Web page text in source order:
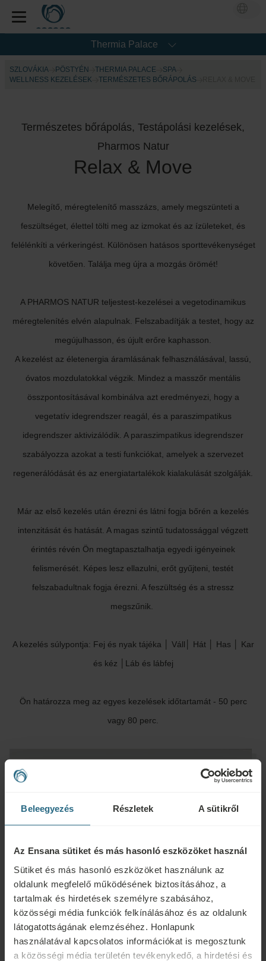
Beleegyezés Részletek A sütikről
Az Ensana sütiket és más hasonló eszközöket használ
Sütiket és más hasonló eszközöket használunk az
oldalunk megfelelő működésének biztosításához, a
tartalmak és hirdetések személyre szabásához,
közösségi média funkciók felkínálásához és az oldalunk
látogatottságának elemzéséhez. Honlapunk
használatával kapcsolatos információkat is megosztunk
a közösségi média területén tevékenykedő, a hirdetési és
Thermia Palace
SZLOVÁKIA PÖSTYÉN THERMIA PALACE
SPA
WELLNESS KEZELÉSEK
TERMÉSZETES BŐRÁPOLÁS
Természetes bőrápolás, Testápolási kezelések,
Pharmos Natur
Relax & Move
Melegítő, méregtelenítő masszázs, amely megszünteti a
feszültséget, élettel tölti meg az izmokat és az ízületeket, és
felélénkíti a vérkeringést. Különösen hatásos sporttevékenységet
követően. Találja meg újra a mozgás örömét!
A PHARMOS NATUR teljestest-kezelései a vegetodinamikus
méregtelenítés elvén alapulnak. Felszabadítják a testet, hogy az
megújulhasson, és újult erőre kaphasson.
A kezelést az életenergia áramlásának felhasználásával, lassú,
óvatos mozdulatokkal végzik. Mindez a masszőr mentális
összpontosításával kombinálva azt eredményezi, hogy a
vegetatív idegrendszer reagál, és a paraszimpatikus
idegrendszer aktivizálódik. A paraszimpatikus idegrendszer
szabályozza azokat a testi funkciókat, amelyek a szervezet
regenerálódását és az energiatartalékok kialakulását szolgálják.
Már az első kezelés után érezni és látni fogja bőrén a kezelés
intenzitását és hatását. A magas szintű tudatossággal végzett
érintés révén Ön megtapasztalhatja egyedi igényeinek
felismerését. Képes lesz ellazulni, erőt gyűjteni, testét
felszabadultnak fogja érezni. A feszültség és a stressz
megszűnik.
A kezelés súlypontja: Fej és nyak tájéka │ Váll│ Hát │ Has │ Kar
és kéz │Láb és lábfej
Ön határozza meg az egyes kezelések időtartamát - 50 perc
vagy 80 perc.